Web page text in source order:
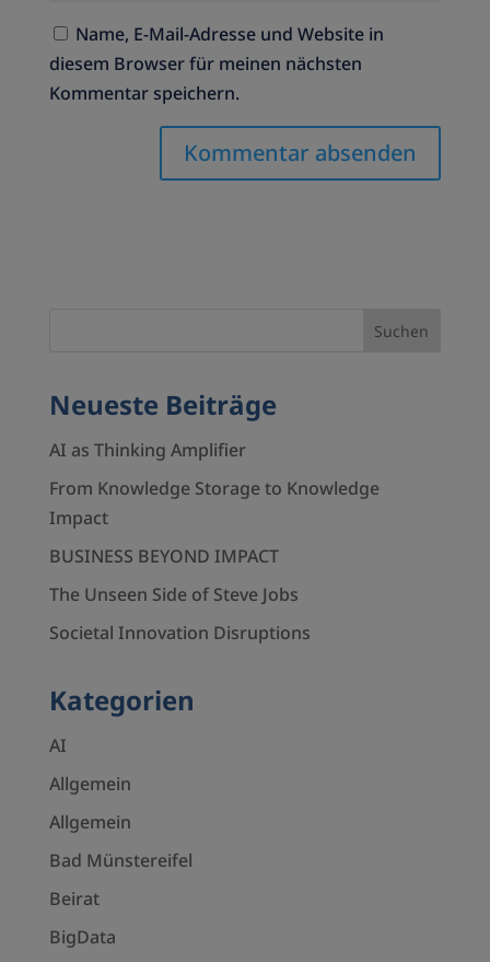
Name, E-Mail-Adresse und Website in
diesem Browser für meinen nächsten
Kommentar speichern.
Neueste Beiträge
AI as Thinking Amplifier
From Knowledge Storage to Knowledge
Impact
BUSINESS BEYOND IMPACT
The Unseen Side of Steve Jobs
Societal Innovation Disruptions
Kategorien
AI
Allgemein
Allgemein
Bad Münstereifel
Beirat
BigData